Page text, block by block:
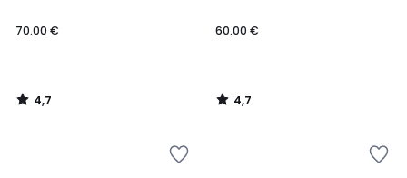
70.00 €
4,7
/
60.00 €
4,7
/